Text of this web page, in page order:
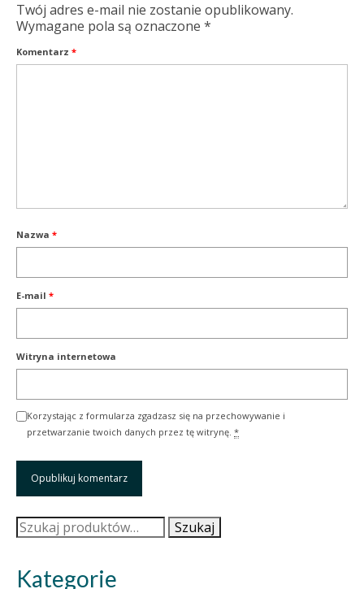
Twój adres e-mail nie zostanie opublikowany.
Wymagane pola są oznaczone *
Komentarz *
Nazwa *
E-mail *
Witryna internetowa
Korzystając z formularza zgadzasz się na przechowywanie i
przetwarzanie twoich danych przez tę witrynę. *
Szukaj: Szukaj
Kategorie